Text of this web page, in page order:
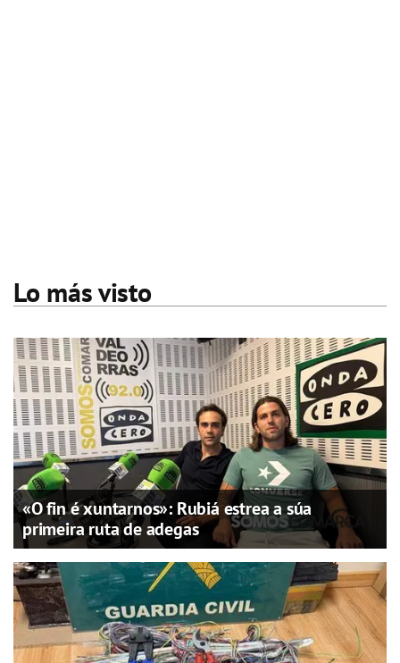
Lo más visto
«O fin é xuntarnos»: Rubiá estrea a súa
primeira ruta de adegas